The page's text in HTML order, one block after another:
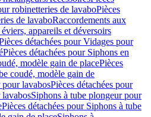
robinetteries de lavaboPièces
de lavaboRaccordements aux
appareils et déversoirs
détachées pour Vidages pour
Pièces détachées pour Siphons en
modèle gain de placePièces
coudé, modèle gain de
pour lavabosPièces détachées pour
Siphons à tube plongeur pour
Pièces détachées pour Siphons à tube